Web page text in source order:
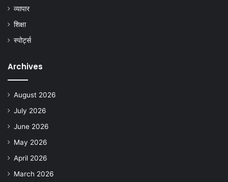
व्यापार
शिक्षा
स्पोर्ट्स
Archives
August 2026
July 2026
June 2026
May 2026
April 2026
March 2026